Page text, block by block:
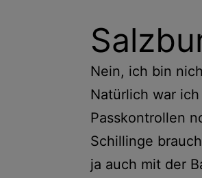
Nein, ich bin
Natürlich war
Passkontrollen
Schillinge
ja auch mit der